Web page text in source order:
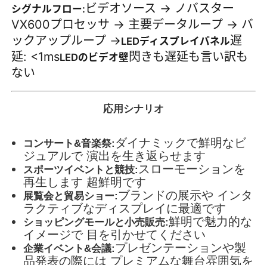
シグナルフロー: ビデオソース → ノバスター
VX600プロセッサ → 主要データループ → バ
ックアップループ →LEDディスプレイパネル遅
延: <1msLEDのビデオ壁 閃きも遅延も言い訳も
ない
応用シナリオ
コンサート&音楽祭: ダイナミックで鮮明なビ
ジュアルで 演出を生き返らせます
スポーツイベントと競技: スローモーションを
再生します 超鮮明です
展覧会と貿易ショー:ブランドの展示や インタ
ラクティブなディスプレイに最適です
ショッピングモールと小売販売:鮮明で魅力的な
イメージで 目を引かせてください
企業イベント&会議:プレゼンテーションや製
品発表の際には プレミアムな舞台雰囲気を